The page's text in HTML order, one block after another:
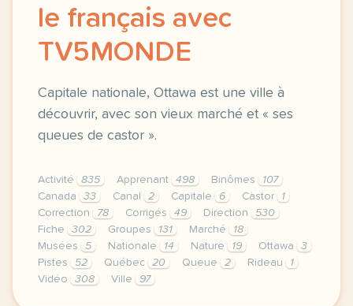
le français avec
TV5MONDE
Capitale nationale, Ottawa est une ville à
découvrir, avec son vieux marché et « ses
queues de castor ».
Activité 835 Apprenant 498 Binômes
107
Canada
33 Canal 2 Capitale 6 Castor
1
Correction
78 Corrigés 49 Direction
530
Fiche
302 Groupes 131 Marché
18
Musées
5 Nationale 14 Nature 19 Ottawa
3
Pistes
52 Québec 20 Queue 2 Rideau
1
Vidéo
308 Ville 97
didomi host didomi components button cursor